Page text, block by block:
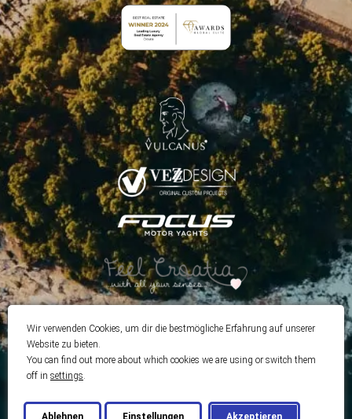
Wir verwenden Cookies, um dir die bestmögliche Erfahrung auf unserer
Website zu bieten.
You can find out more about which cookies we are using or switch them
off in settings.
Akzeptieren
Ablehnen Einstellungen